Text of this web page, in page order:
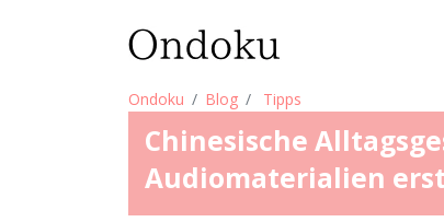
Ondoku Blog Tipps
Chinesische
Audiomaterialien